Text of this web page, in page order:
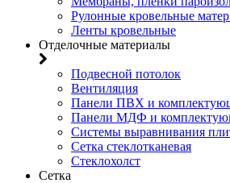
Рулонные кровельные
Ленты кровельные
Отделочные материалы
Подвесной потолок
Вентиляция
Панели ПВХ и
Панели МДФ и
Системы выравнивания
Сетка стеклотканевая
Стеклохолст
Сетка